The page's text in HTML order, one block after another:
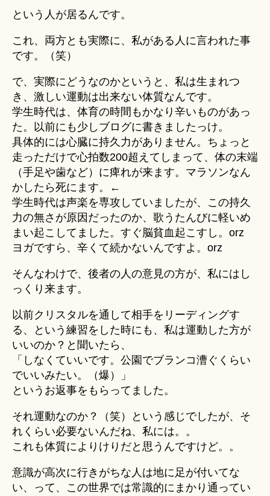
という人が居るんです。
これ、両方とも実際に、私がある人に言われた事
です。（笑）
で、実際にどうなのかというと、私は生まれつ
き、激しい運動は出来ない体質なんです。
学生時代は、体育の時間もかなり辛いものがあっ
た。以前にも少しブログに書きましたっけ。
具体的には心臓に持久力がありません。ちょっと
走っただけで心拍数200超えてしまって、体の末端
（手足や歯など）に痺れが来ます。マラソンなん
かしたら死にます。←
学生時代は声楽を専攻していましたが、この持久
力の無さが原因だったのか、歌うたんびに軽いめ
まい起こしてました。すぐ脳貧血起こすし。orz
ヨガですら、辛くて続かないんですよ。orz
そんなわけで、後者の人の意見の方が、私にはし
っくり来ます。
以前クリスタルを通して相手をリーディングす
る、という練習をした時にも、私は運動した方が
いいのか？と聞いたら、
「しなくていいです。公園でブランコ漕ぐくらい
でいいみたい。（爆）」
というお返事をもらってました。
それ運動なのか？（笑）という感じでしたが、そ
れくらい必要ないんだね、私には。。
これも体質によりけりだと思うんですけど。。
意識が高次に行きがちな人は地に足が付いてな
い、って、この世界では常識的にまかり通ってい